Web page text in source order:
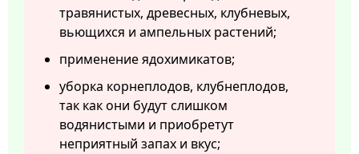
травянистых, древесных, клубневых,
вьющихся и ампельных растений;
применение ядохимикатов;
уборка корнеплодов, клубнеплодов,
так как они будут слишком
водянистыми и приобретут
неприятный запах и вкус;